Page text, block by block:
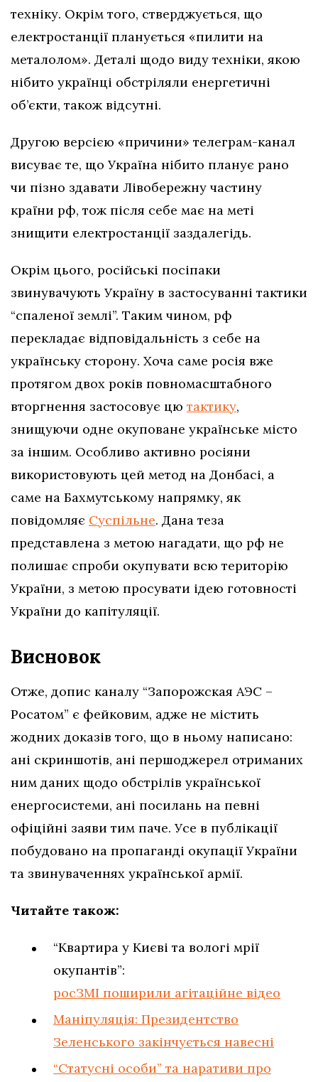
техніку. Окрім того, стверджується, що
електростанції планується «пилити на
металолом». Деталі щодо виду техніки, якою
нібито українці обстріляли енергетичні
об’єкти, також відсутні.
Другою версією «причини» телеграм-канал
висуває те, що Україна нібито планує рано
чи пізно здавати Лівобережну частину
країни рф, тож після себе має на меті
знищити електростанції заздалегідь.
Окрім цього, російські посіпаки
звинувачують Україну в застосуванні тактики
“спаленої землі”. Таким чином, рф
перекладає відповідальність з себе на
українську сторону. Хоча саме росія вже
протягом двох років повномасштабного
вторгнення застосовує цю тактику,
знищуючи одне окуповане українське місто
за іншим. Особливо активно росіяни
використовують цей метод на Донбасі, а
саме на Бахмутському напрямку, як
повідомляє Суспільне. Дана теза
представлена з метою нагадати, що рф не
полишає спроби окупувати всю територію
України, з метою просувати ідею готовності
України до капітуляції.
Висновок
Отже, допис каналу “Запорожская АЭС –
Росатом” є фейковим, адже не містить
жодних доказів того, що в ньому написано:
ані скриншотів, ані першоджерел отриманих
ним даних щодо обстрілів української
енергосистеми, ані посилань на певні
офіційні заяви тим паче. Усе в публікації
побудовано на пропаганді окупації України
та звинуваченнях української армії.
Читайте також:
“Квартира у Києві та вологі мрії
окупантів”:
росЗМІ поширили агітаційне відео
Маніпуляція: Президентство
Зеленського закінчується навесні
“Статусні особи” та наративи про